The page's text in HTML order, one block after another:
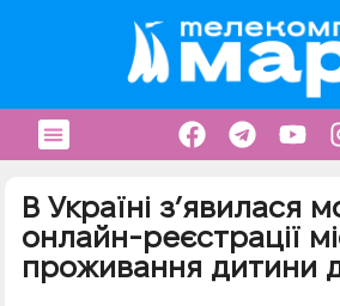
В Україні з’явилася
онлайн-реєстрації
проживання дитини